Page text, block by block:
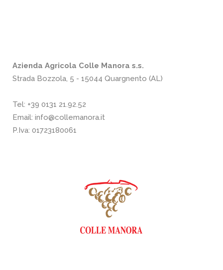
Azienda Agricola Colle Manora s.s.
Strada Bozzola, 5 - 15044 Quargnento (AL)
Tel: +39 0131 21.92.52
Email: info@collemanora.it
P.Iva: 01723180061